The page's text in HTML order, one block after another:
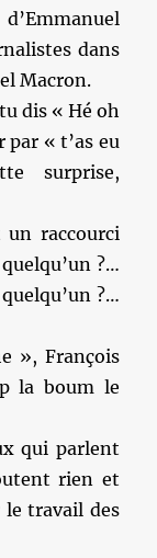
dans
Macron.
dis « Hé oh
par « t’as eu
surprise,
raccourci
?…
?…
», François
la boum le
qui parlent
rien et
le travail des